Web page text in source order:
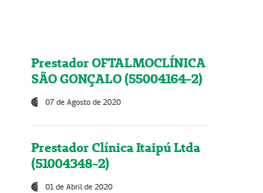
Prestador OFTALMOCLÍNICA
SÃO GONÇALO (55004164-2)
07 de Agosto de 2020
Prestador Clínica Itaipú Ltda
(51004348-2)
01 de Abril de 2020